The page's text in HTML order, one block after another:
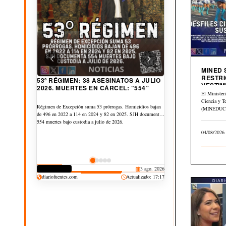
53º RÉGIMEN: 38 ASESINATOS A JULIO
2026. MUERTES EN CÁRCEL: “554”
Régimen de Excepción suma 53 prórrogas. Homicidios bajan
de 496 en 2022 a 114 en 2024 y 82 en 2025. SJH documenta
554 muertes bajo custodia a julio de 2026.
CORRUPCIÓN 3 ago. 2026
A $6.89 SUBE CANASTA BÁSICA
CAE $43 DESDE ABRIL
Canasta Básica Urbana sube de US$253.05 a US$259.95 entre
junio de 2025 y 2026, $6.89 más. Y la Rural sube de
DERECHOS 30 jul. 2026
CULTURA 25 jul. 2026
JUDICIAL 20 jul. 2026
DEPORTES 19 jul. 2026
diariofuentes.com Actualizado: 17:17
MINED
El
Ciencia y
04/08/2026